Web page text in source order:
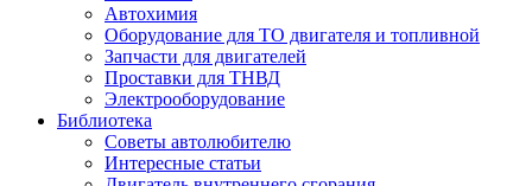
Автохимия
Оборудование для ТО двигателя и топливной
Запчасти для двигателей
Проставки для ТНВД
Электрооборудование
Библиотека
Советы автолюбителю
Интересные статьи